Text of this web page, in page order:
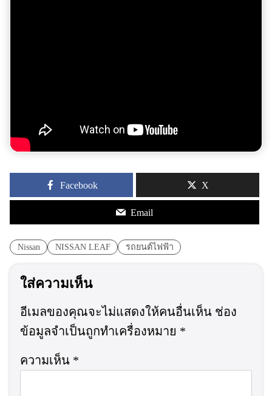
Facebook X
Email
Nissan NISSAN LEAF รถยนต์ไฟฟ้า
ใส่ความเห็น
อีเมลของคุณจะไม่แสดงให้คนอื่นเห็น ช่อง
ข้อมูลจำเป็นถูกทำเครื่องหมาย *
ความเห็น *